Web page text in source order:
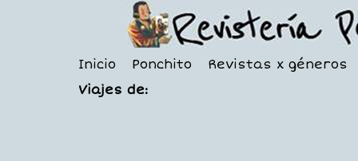
Inicio Ponchito
Revistas x géneros
Viajes de: